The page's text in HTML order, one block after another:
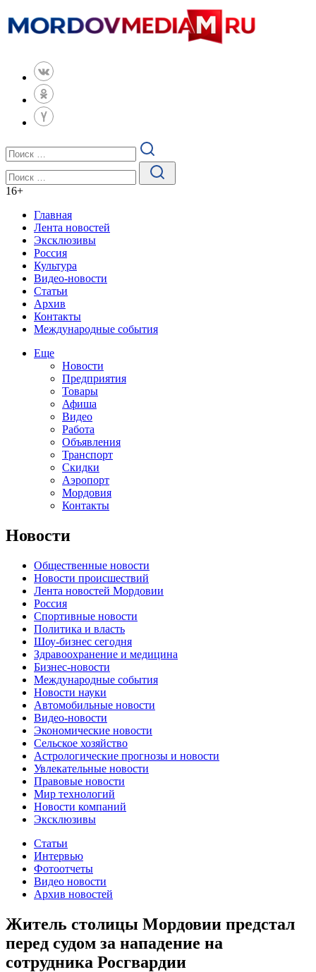
16+
Главная
Лента новостей
Эксклюзивы
Россия
Культура
Видео-новости
Статьи
Архив
Контакты
Международные события
Еще
Новости
Предприятия
Товары
Афиша
Видео
Работа
Объявления
Транспорт
Скидки
Аэропорт
Мордовия
Контакты
Новости
Общественные новости
Новости происшествий
Лента новостей Мордовии
Россия
Спортивные новости
Политика и власть
Шоу-бизнес сегодня
Здравоохранение и медицина
Бизнес-новости
Международные события
Новости науки
Автомобильные новости
Видео-новости
Экономические новости
Сельское хозяйство
Астрологические прогнозы и новости
Увлекательные новости
Правовые новости
Мир технологий
Новости компаний
Эксклюзивы
Статьи
Интервью
Фотоотчеты
Видео новости
Архив новостей
Житель столицы Мордовии предстал
перед судом за нападение на
сотрудника Росгвардии